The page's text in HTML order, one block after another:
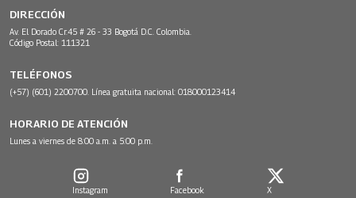
DIRECCIÓN
Av. El Dorado Cr.45 # 26 - 33 Bogotá D.C. Colombia.
Código Postal: 111321
TELÉFONOS
(+57) (601) 2200700. Línea gratuita nacional: 018000123414
HORARIO DE ATENCIÓN
Lunes a viernes de 8:00 a.m. a 5:00 p.m.
Instagram Facebook X